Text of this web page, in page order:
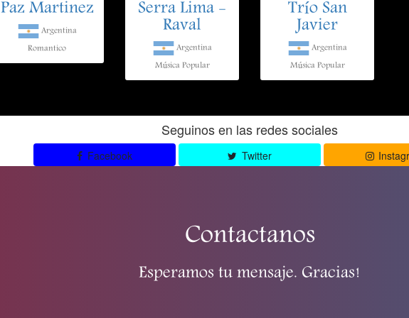
Paz Martinez
Argentina
Romantico
Serra Lima -
Raval
Argentina
Música Popular
Trío San
Javier
Argentina
Música Popular
Seguinos en las redes sociales
Facebook Twitter
Contactanos
Esperamos tu mensaje. Gracias!